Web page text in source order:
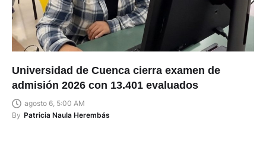
Universidad de Cuenca cierra examen de
admisión 2026 con 13.401 evaluados
agosto 6, 5:00 AM
By Patricia Naula Herembás